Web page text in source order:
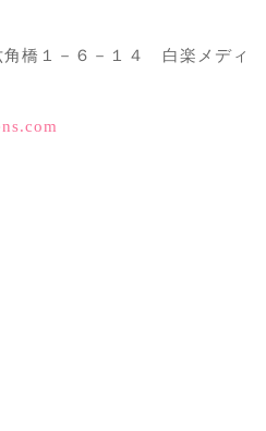
角橋１－６－１４ 白楽メディ